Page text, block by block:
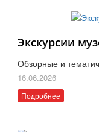
Экскурсии
Обзорные и
16.06.2026
Подробнее